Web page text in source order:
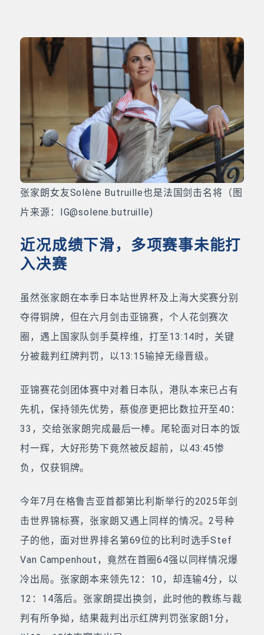
张家朗女友Solène Butruille也是法国剑击名将（图
片来源：IG@solene.butruille)
近况成绩下滑，多项赛事未能打
入决赛
虽然张家朗在本季日本站世界杯及上海大奖赛分别
夺得铜牌，但在六月剑击亚锦赛，个人花剑赛次
圈，遇上国家队剑手莫梓维，打至13:14时，关键
分被裁判红牌判罚，以13:15输掉无缘晋级。
亚锦赛花剑团体赛中对着日本队，港队本来已占有
先机，保持领先优势，蔡俊彦更把比数拉开至40：
33，交给张家朗完成最后一棒。尾轮面对日本的饭
村一辉，大好形势下竟然被反超前，以43:45惨
负，仅获铜牌。
今年7月在格鲁吉亚首都第比利斯举行的2025年剑
击世界锦标赛，张家朗又遇上同样的情况。2号种
子的他，面对世界排名第69位的比利时选手Stef
Van Campenhout，竟然在首圈64强以同样情况爆
冷出局。张家朗本来领先12：10，却连输4分，以
12：14落后。张家朗提出换剑，此时他的教练与裁
判有所争拗，结果裁判出示红牌判罚张家朗1分，